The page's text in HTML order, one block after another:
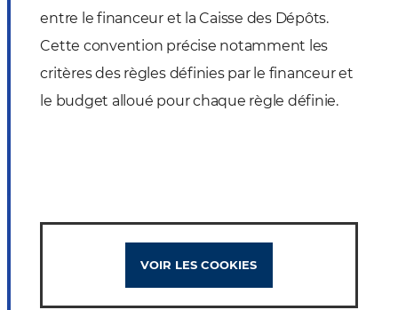
entre le financeur et la Caisse des Dépôts.
Cette convention précise notamment les
critères des règles définies par le financeur et
le budget alloué pour chaque règle définie.
VOIR LES COOKIES